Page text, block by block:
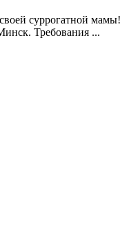
суррогатной мамы!
Требования ...